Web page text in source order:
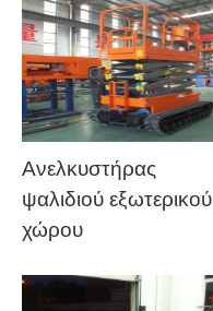
Ανελκυστήρας
ψαλιδιού εξωτερικού
χώρου